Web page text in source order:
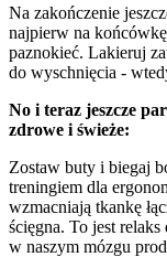
Na zakończenie
najpierw na
paznokieć. Lakieruj
do wyschnięcia -
No i teraz jeszcze
zdrowe i świeże:
Zostaw buty i biegaj
treningiem dla
wzmacniają tkankę
ścięgna. To jest
w naszym mózgu